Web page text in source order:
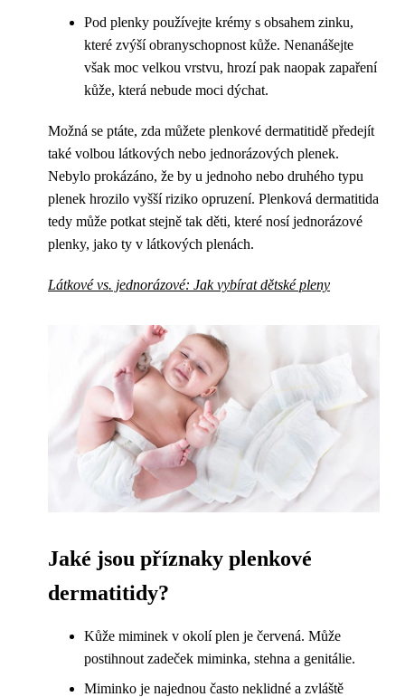
Pod plenky používejte krémy s obsahem zinku,
které zvýší obranyschopnost kůže. Nenanášejte
však moc velkou vrstvu, hrozí pak naopak zapaření
kůže, která nebude moci dýchat.
Možná se ptáte, zda můžete plenkové dermatitidě předejít
také volbou látkových nebo jednorázových plenek.
Nebylo prokázáno, že by u jednoho nebo druhého typu
plenek hrozilo vyšší riziko opruzení. Plenková dermatitida
tedy může potkat stejně tak děti, které nosí jednorázové
plenky, jako ty v látkových plenách.
Látkové vs. jednorázové: Jak vybírat dětské pleny
Jaké jsou příznaky plenkové
dermatitidy?
Kůže miminek v okolí plen je červená. Může
postihnout zadeček miminka, stehna a genitálie.
Miminko je najednou často neklidné a zvláště